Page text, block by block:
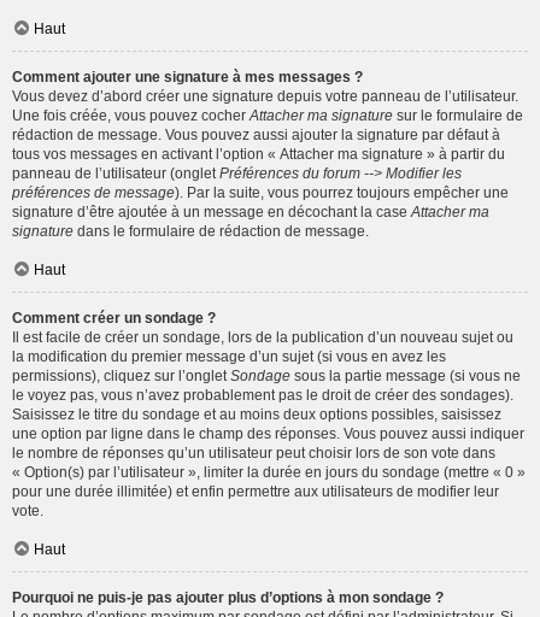
Haut
Comment ajouter une signature à mes messages ?
Vous devez d’abord créer une signature depuis votre panneau de l’utilisateur.
Une fois créée, vous pouvez cocher Attacher ma signature sur le formulaire de
rédaction de message. Vous pouvez aussi ajouter la signature par défaut à
tous vos messages en activant l’option « Attacher ma signature » à partir du
panneau de l’utilisateur (onglet Préférences du forum --> Modifier les
préférences de message). Par la suite, vous pourrez toujours empêcher une
signature d’être ajoutée à un message en décochant la case Attacher ma
signature dans le formulaire de rédaction de message.
Haut
Comment créer un sondage ?
Il est facile de créer un sondage, lors de la publication d’un nouveau sujet ou
la modification du premier message d’un sujet (si vous en avez les
permissions), cliquez sur l’onglet Sondage sous la partie message (si vous ne
le voyez pas, vous n’avez probablement pas le droit de créer des sondages).
Saisissez le titre du sondage et au moins deux options possibles, saisissez
une option par ligne dans le champ des réponses. Vous pouvez aussi indiquer
le nombre de réponses qu’un utilisateur peut choisir lors de son vote dans
« Option(s) par l’utilisateur », limiter la durée en jours du sondage (mettre « 0 »
pour une durée illimitée) et enfin permettre aux utilisateurs de modifier leur
vote.
Haut
Pourquoi ne puis-je pas ajouter plus d’options à mon sondage ?